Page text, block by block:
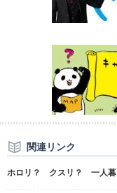
関連リンク
ホロリ？ クスリ？ 一人暮